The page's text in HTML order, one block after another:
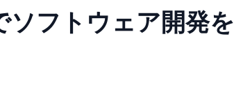
フトウェア開発を